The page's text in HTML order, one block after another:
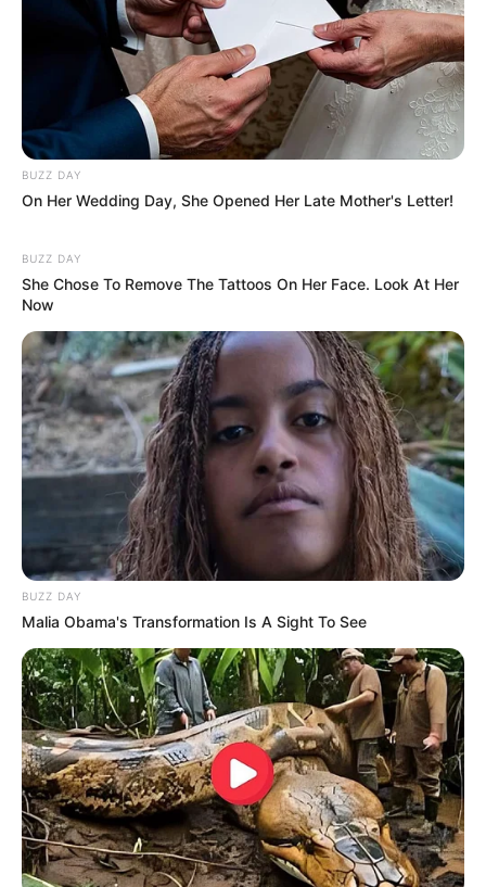
Fonte: Ateliê Aromas e Essências
Insira umsabonete líquido artesanalpara
Dê descontos na venda dos kits.
Dica 7 – Embale seu produto:
BUZZ DAY
On Her Wedding Day, She Opened Her Late Mother's Letter!
BUZZ DAY
She Chose To Remove The Tattoos On Her Face. Look At Her
Now
BUZZ DAY
Malia Obama's Transformation Is A Sight To See